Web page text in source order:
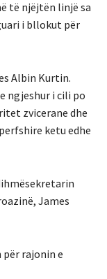
të njëjtën linjë sa
i bllokut për
Albin Kurtin.
ngjeshur i cili po
zvicerane dhe
ketu edhe
James
për rajonin e